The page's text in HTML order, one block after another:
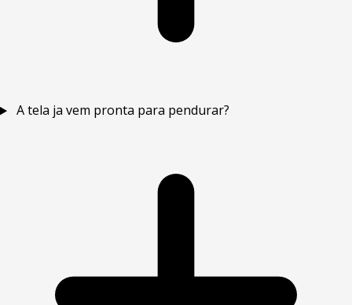
A tela ja vem pronta para pendurar?